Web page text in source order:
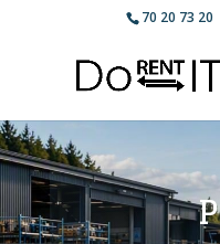
70 20 73 20